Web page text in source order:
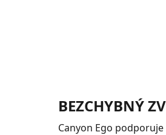
BEZCHYBNÝ
Canyon Ego